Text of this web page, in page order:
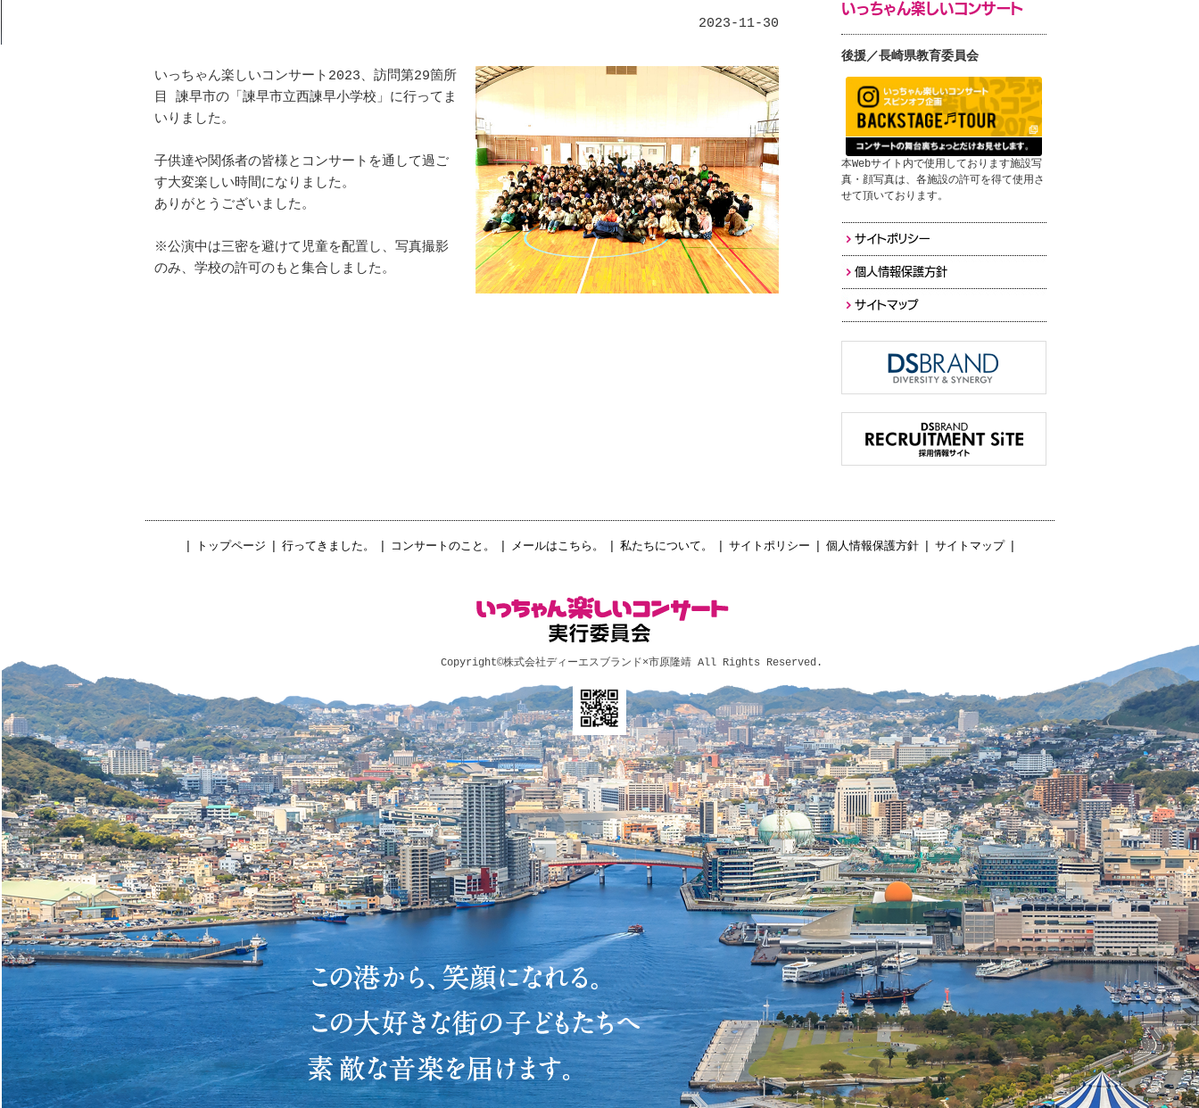
2023-11-30
いっちゃん楽しいコンサート2023、訪問第29箇所
目 諫早市の「諫早市立西諫早小学校」に行ってま
いりました。
子供達や関係者の皆様とコンサートを通して過ご
す大変楽しい時間になりました。
ありがとうございました。
※公演中は三密を避けて児童を配置し、写真撮影
のみ、学校の許可のもと集合しました。
いっちゃん楽しいコンサート
後援／長崎県教育委員会
本Webサイト内で使用しております施設写
真・顔写真は、各施設の許可を得て使用さ
せて頂いております。
サイトポリシー
個人情報保護方針
サイトマップ
トップページ 行ってきました。 コンサートのこと。 メールはこちら。 私たちについて。 サイトポリシー 個人情報保護方針 サイトマップ
Copyright©株式会社ディーエスブランド×市原隆靖 All Rights Reserved.